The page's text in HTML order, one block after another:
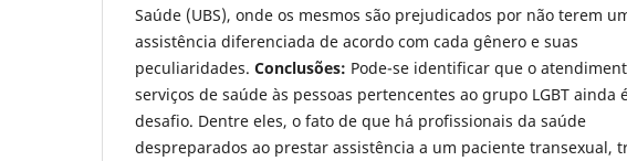
Saúde (UBS), onde os mesmos são prejudicados por não terem
assistência diferenciada de acordo com cada gênero e suas
peculiaridades. Conclusões: Pode-se identificar que o
serviços de saúde às pessoas pertencentes ao grupo LGBT ainda
desafio. Dentre eles, o fato de que há profissionais da saúde
despreparados ao prestar assistência a um paciente transexual,